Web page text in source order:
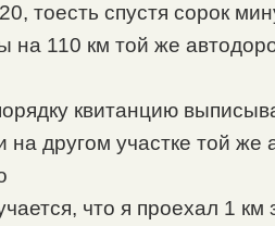
тоесть спустя сорок
на 110 км той же
квитанцию
другом участке той же
что я проехал 1 км